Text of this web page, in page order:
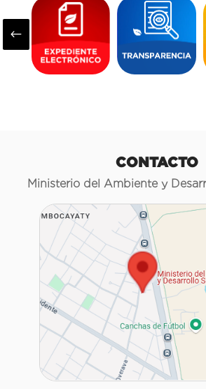
#
CONTACTO
Ministerio del Ambiente y